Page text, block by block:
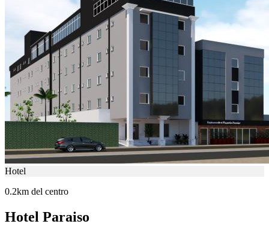
Hotel
0.2km del centro
Hotel Paraiso